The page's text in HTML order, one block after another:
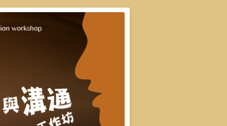
，並有實際上台互動機會，讓你